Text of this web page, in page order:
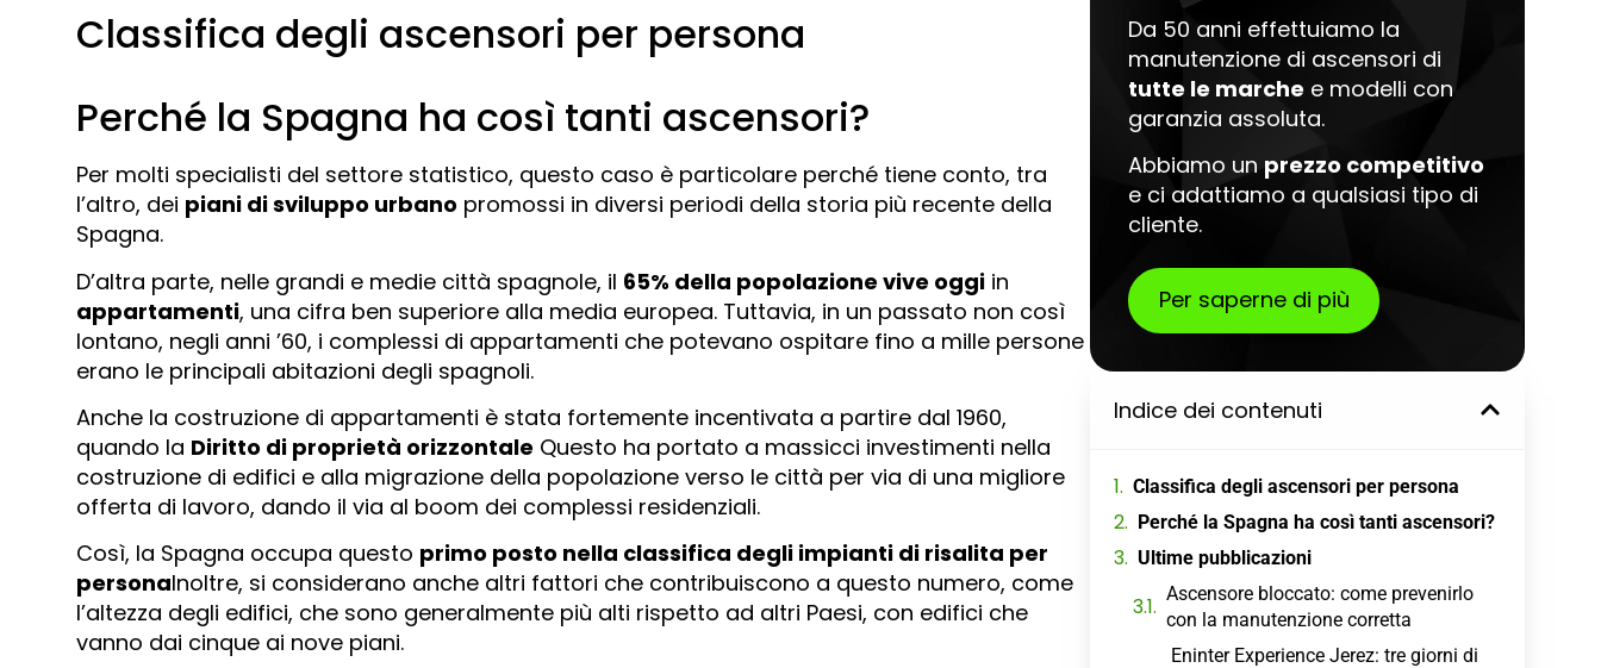
Classifica degli ascensori per persona
Perché la Spagna ha così tanti ascensori?
Per molti specialisti del settore statistico, questo caso è particolare perché tiene conto, tra
l’altro, dei piani di sviluppo urbano promossi in diversi periodi della storia più recente della
Spagna.
D’altra parte, nelle grandi e medie città spagnole, il 65% della popolazione vive oggi in
appartamenti, una cifra ben superiore alla media europea. Tuttavia, in un passato non così
lontano, negli anni ’60, i complessi di appartamenti che potevano ospitare fino a mille persone
erano le principali abitazioni degli spagnoli.
Anche la costruzione di appartamenti è stata fortemente incentivata a partire dal 1960,
quando la Diritto di proprietà orizzontale Questo ha portato a massicci investimenti nella
costruzione di edifici e alla migrazione della popolazione verso le città per via di una migliore
offerta di lavoro, dando il via al boom dei complessi residenziali.
Così, la Spagna occupa questo primo posto nella classifica degli impianti di risalita per
personaInoltre, si considerano anche altri fattori che contribuiscono a questo numero, come
l’altezza degli edifici, che sono generalmente più alti rispetto ad altri Paesi, con edifici che
vanno dai cinque ai nove piani.
Da 50 anni effettuiamo la
manutenzione di ascensori di
tutte le marche e modelli con
garanzia assoluta.
Abbiamo un prezzo competitivo
e ci adattiamo a qualsiasi tipo di
cliente.
Per saperne di più
Indice dei contenuti
Classifica degli ascensori per persona
Perché la Spagna ha così tanti ascensori?
Ultime pubblicazioni
Ascensore bloccato: come prevenirlo
con la manutenzione corretta
Eninter Experience Jerez: tre giorni di